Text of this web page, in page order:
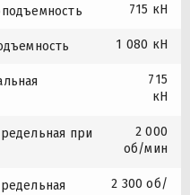
715 кН
1 080 кН
715
кН
при
2 000
об/мин
2 300 об/